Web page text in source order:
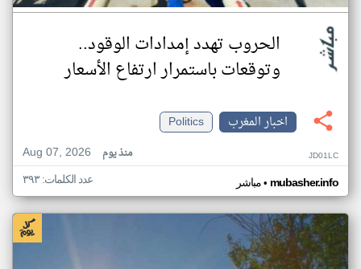
الحروب تهدد إمدادات الوقود..
وتوقعات باستمرار ارتفاع الأسعار
اخبار المغرب
Politics
Aug 07, 2026
منذ يوم JD01LC
مباشر• mubasher.info عدد الكلمات: ٣٩٣